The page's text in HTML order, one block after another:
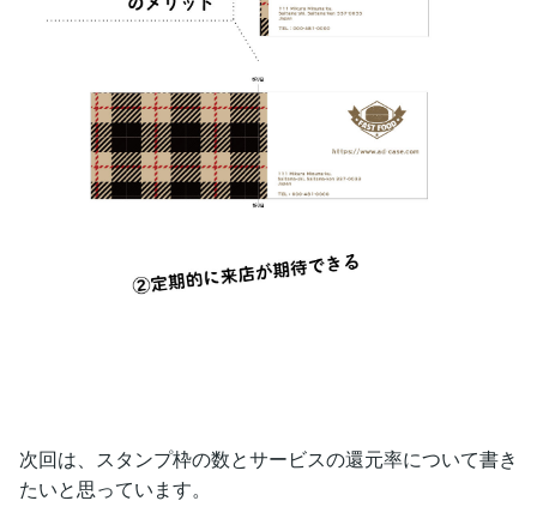
次回は、スタンプ枠の数とサービスの還元率について書き
たいと思っています。